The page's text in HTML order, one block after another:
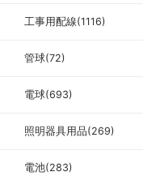
工事用配線(1116)
管球(72)
電球(693)
照明器具用品(269)
電池(283)